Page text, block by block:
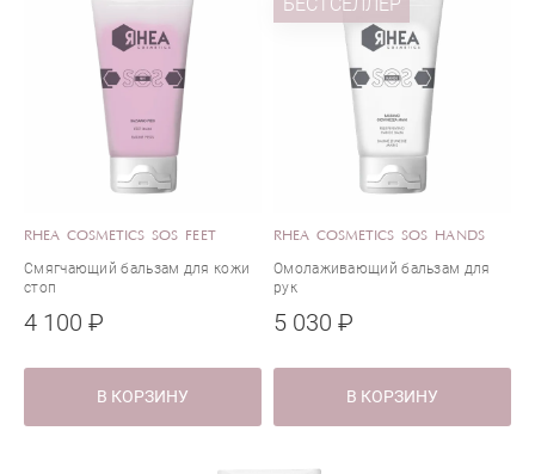
RHEA COSMETICS SOS FEET
Смягчающий бальзам для кожи
стоп
4 100 ₽
В КОРЗИНУ
RHEA COSMETICS SOS HANDS
Омолаживающий бальзам для
рук
5 030 ₽
В КОРЗИНУ